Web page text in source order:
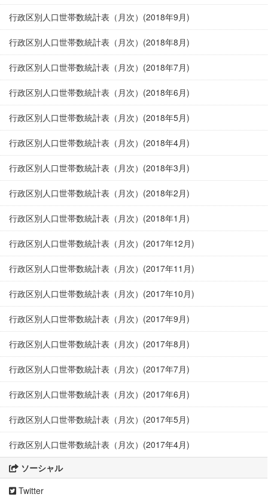
行政区別人口世帯数統計表（月次）(2018年9月)
行政区別人口世帯数統計表（月次）(2018年8月)
行政区別人口世帯数統計表（月次）(2018年7月)
行政区別人口世帯数統計表（月次）(2018年6月)
行政区別人口世帯数統計表（月次）(2018年5月)
行政区別人口世帯数統計表（月次）(2018年4月)
行政区別人口世帯数統計表（月次）(2018年3月)
行政区別人口世帯数統計表（月次）(2018年2月)
行政区別人口世帯数統計表（月次）(2018年1月)
行政区別人口世帯数統計表（月次）(2017年12月)
行政区別人口世帯数統計表（月次）(2017年11月)
行政区別人口世帯数統計表（月次）(2017年10月)
行政区別人口世帯数統計表（月次）(2017年9月)
行政区別人口世帯数統計表（月次）(2017年8月)
行政区別人口世帯数統計表（月次）(2017年7月)
行政区別人口世帯数統計表（月次）(2017年6月)
行政区別人口世帯数統計表（月次）(2017年5月)
行政区別人口世帯数統計表（月次）(2017年4月)
ソーシャル
Twitter